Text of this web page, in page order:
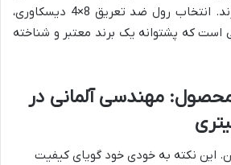
مصرف کنندگان قرار دارند. انتخاب رول ضد تعریق 8×4 دیسکاوری،
است که پشتوانه یک برند معتبر و شناخته
مهندسی آلمانی در
این نکته به خودی خود گویای کیفیت